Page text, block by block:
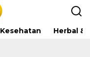
Kesehatan Herbal &